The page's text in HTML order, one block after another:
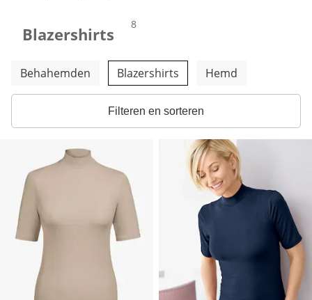
Blazershirts producten
8
Meer categorieën overslaan
Behahemden Blazershirts Hemd
Filteren en sorteren